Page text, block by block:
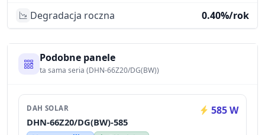
Degradacja roczna
0.40%/rok
Podobne panele
ta sama seria (DHN-66Z20/DG(BW))
DAH SOLAR 585 W
DHN-66Z20/DG(BW)-585